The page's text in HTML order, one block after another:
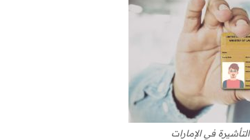
في الإمارات